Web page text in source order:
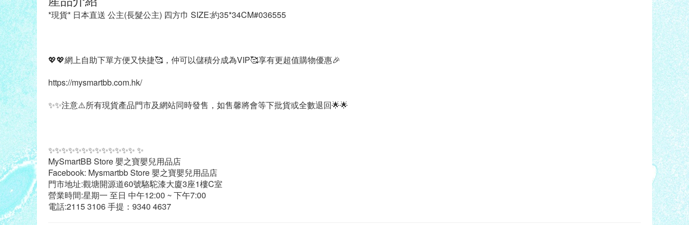
*現貨* 日本直送 公主(長髮公主) 四方巾 SIZE:約35*34CM#036555
💖💖網上自助下單方便又快捷🥰，仲可以儲積分成為VIP🥰享有更超值購物優惠🎉
https://mysmartbb.com.hk/
✨✨注意⚠️所有現貨產品門市及網站同時發售，如售馨將會等下批貨或全數退回🌟🌟
✨✨✨✨✨✨✨✨✨✨✨✨✨ ✨
MySmartBB Store 嬰之寶嬰兒用品店
Facebook: Mysmartbb Store 嬰之寶嬰兒用品店
門市地址:觀塘開源道60號駱駝漆大廈3座1樓C室
營業時間:星期一 至日 中午12:00 ~ 下午7:00
電話:2115 3106 手提：9340 4637